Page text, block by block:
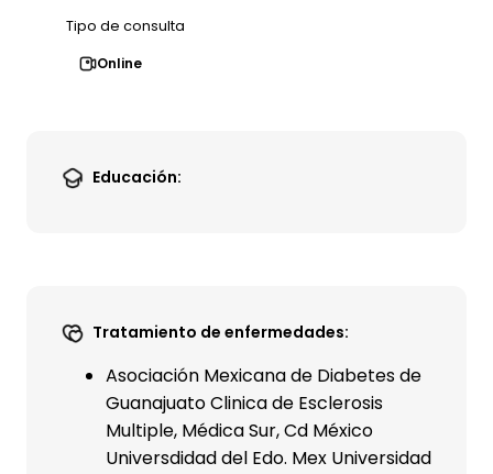
Tipo de consulta
Online
Educación:
Tratamiento de enfermedades:
Asociación Mexicana de Diabetes de
Guanajuato Clinica de Esclerosis
Multiple, Médica Sur, Cd México
Universdidad del Edo. Mex Universidad